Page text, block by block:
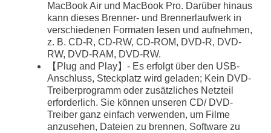
MacBook Air und MacBook Pro. Darüber hinaus
kann dieses Brenner- und Brennerlaufwerk in
verschiedenen Formaten lesen und aufnehmen,
z. B. CD-R, CD-RW, CD-ROM, DVD-R, DVD-
RW, DVD-RAM, DVD-RW.
【Plug and Play】- Es erfolgt über den USB-
Anschluss, Steckplatz wird geladen; Kein DVD-
Treiberprogramm oder zusätzliches Netzteil
erforderlich. Sie können unseren CD/ DVD-
Treiber ganz einfach verwenden, um Filme
anzusehen, Dateien zu brennen, Software zu